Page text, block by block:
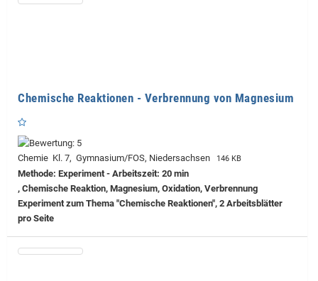
Chemische Reaktionen - Verbrennung von Magnesium
Chemie Kl. 7, Gymnasium/FOS, Niedersachsen 146 KB
Methode: Experiment - Arbeitszeit: 20 min
, Chemische Reaktion, Magnesium, Oxidation, Verbrennung
Experiment zum Thema "Chemische Reaktionen", 2 Arbeitsblätter
pro Seite